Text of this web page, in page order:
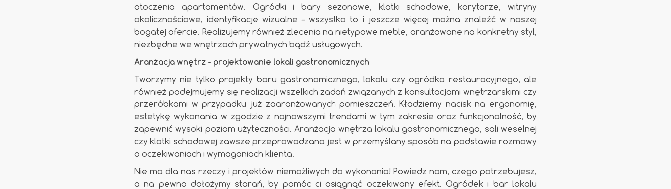
otoczenia apartamentów. Ogródki i bary sezonowe, klatki schodowe, korytarze, witryny
okolicznościowe, identyfikacje wizualne – wszystko to i jeszcze więcej można znaleźć w naszej
bogatej ofercie. Realizujemy również zlecenia na nietypowe meble, aranżowane na konkretny styl,
niezbędne we wnętrzach prywatnych bądź usługowych.
Aranżacja wnętrz - projektowanie lokali gastronomicznych
Tworzymy nie tylko projekty baru gastronomicznego, lokalu czy ogródka restauracyjnego, ale
również podejmujemy się realizacji wszelkich zadań związanych z konsultacjami wnętrzarskimi czy
przeróbkami w przypadku już zaaranżowanych pomieszczeń. Kładziemy nacisk na ergonomię,
estetykę wykonania w zgodzie z najnowszymi trendami w tym zakresie oraz funkcjonalność, by
zapewnić wysoki poziom użyteczności. Aranżacja wnętrza lokalu gastronomicznego, sali weselnej
czy klatki schodowej zawsze przeprowadzana jest w przemyślany sposób na podstawie rozmowy
o oczekiwaniach i wymaganiach klienta.
Nie ma dla nas rzeczy i projektów niemożliwych do wykonania! Powiedz nam, czego potrzebujesz,
a na pewno dołożymy starań, by pomóc ci osiągnąć oczekiwany efekt. Ogródek i bar lokalu